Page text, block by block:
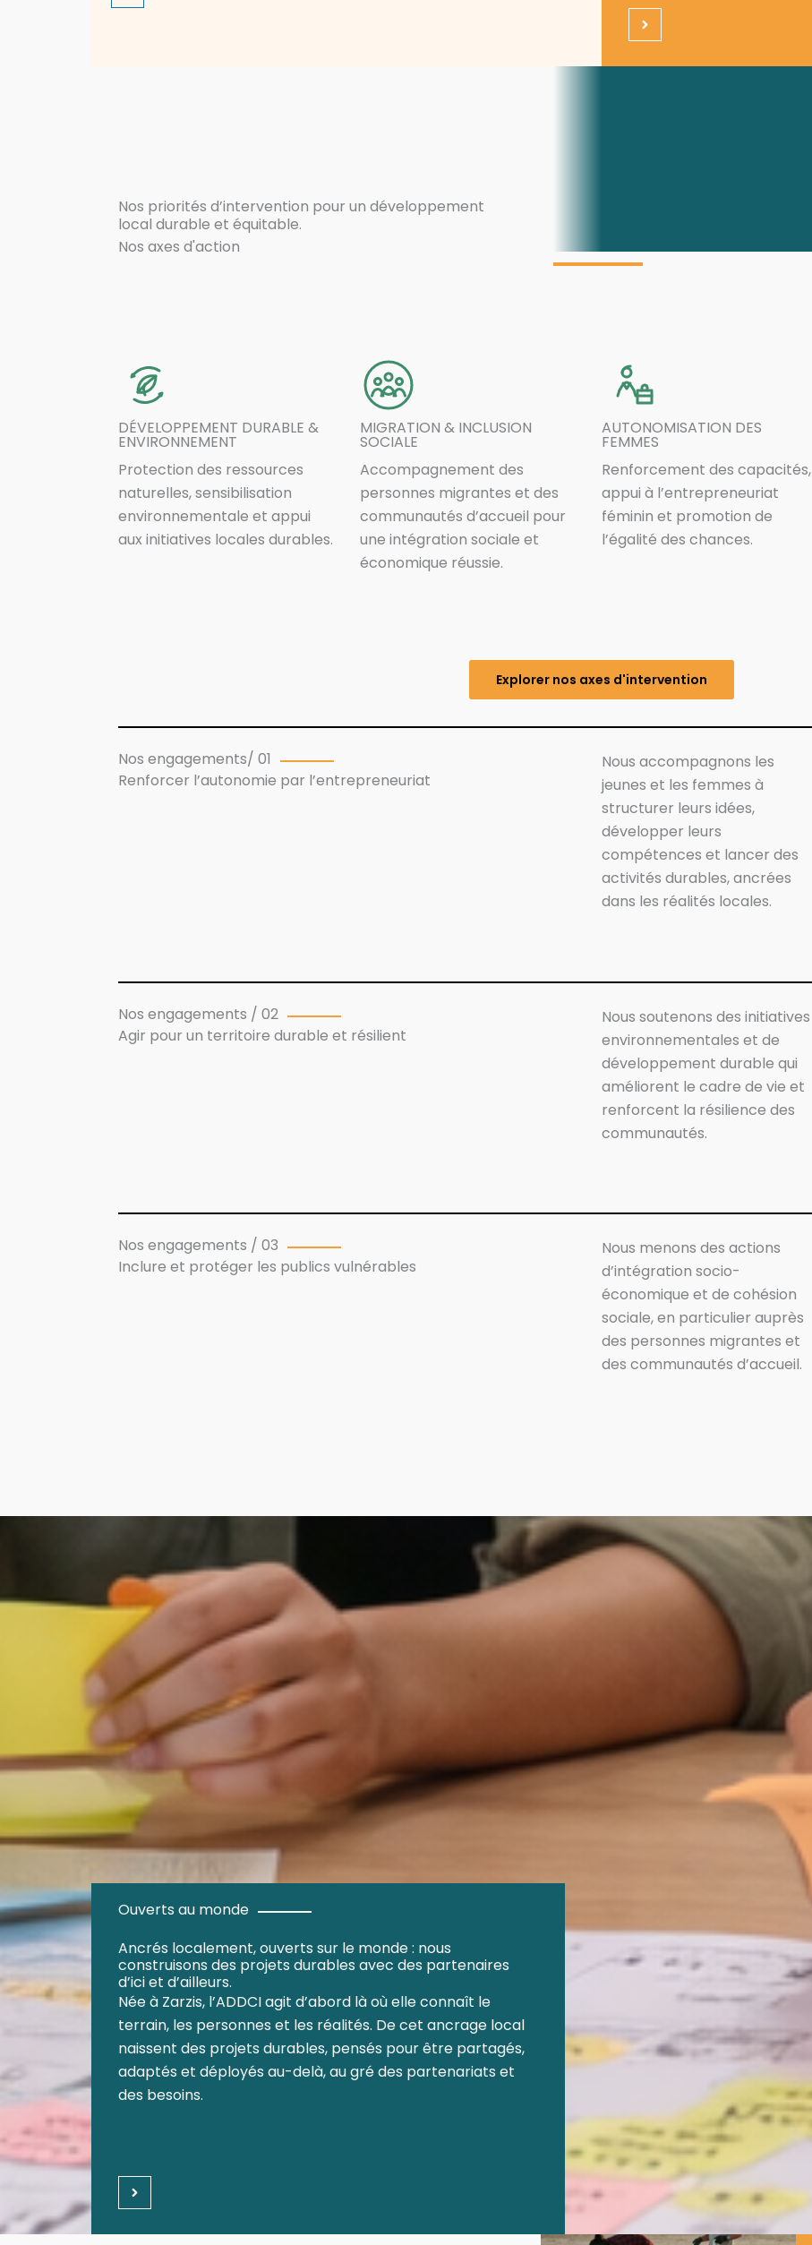
Nos priorités d’intervention pour un développement
local durable et équitable.
Nos axes d'action
DÉVELOPPEMENT DURABLE &
ENVIRONNEMENT
Protection des ressources
naturelles, sensibilisation
environnementale et appui
aux initiatives locales durables.
MIGRATION & INCLUSION
SOCIALE
Accompagnement des
personnes migrantes et des
communautés d’accueil pour
une intégration sociale et
économique réussie.
AUTONOMISATION DES
FEMMES
Renforcement des capacités,
appui à l’entrepreneuriat
féminin et promotion de
l’égalité des chances.
Explorer nos axes d'intervention
Nos engagements/ 01
Renforcer l’autonomie par l’entrepreneuriat
Nous accompagnons les
jeunes et les femmes à
structurer leurs idées,
développer leurs
compétences et lancer des
activités durables, ancrées
dans les réalités locales.
Nos engagements / 02
Agir pour un territoire durable et résilient
Nous soutenons des initiatives
environnementales et de
développement durable qui
améliorent le cadre de vie et
renforcent la résilience des
communautés.
Nos engagements / 03
Inclure et protéger les publics vulnérables
Nous menons des actions
d’intégration socio-
économique et de cohésion
sociale, en particulier auprès
des personnes migrantes et
des communautés d’accueil.
Ouverts au monde
Ancrés localement, ouverts sur le monde : nous
construisons des projets durables avec des partenaires
d’ici et d’ailleurs.
Née à Zarzis, l’ADDCI agit d’abord là où elle connaît le
terrain, les personnes et les réalités. De cet ancrage local
naissent des projets durables, pensés pour être partagés,
adaptés et déployés au-delà, au gré des partenariats et
des besoins.